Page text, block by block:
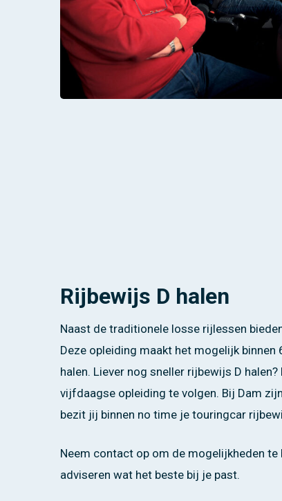
Rijbewijs D halen
Naast de traditionele losse rijlessen
Deze opleiding maakt het mogelijk
halen. Liever nog sneller rijbewijs D
vijfdaagse opleiding te volgen. Bij Dam
bezit jij binnen no time je touringcar
Neem contact op om de mogelijkheden te
adviseren wat het beste bij je past.